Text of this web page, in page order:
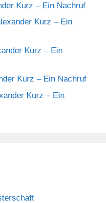
Kurz – Ein Nachruf
Kurz – Ein
Kurz – Ein
Kurz – Ein Nachruf
Kurz – Ein